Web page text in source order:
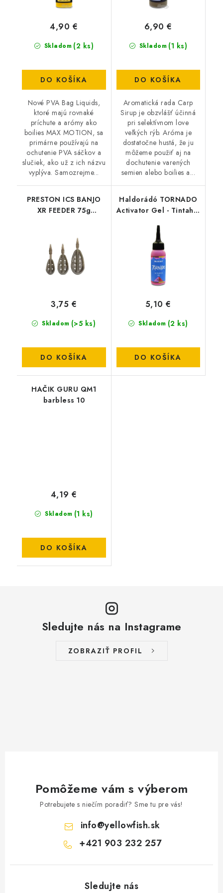
Skladom (2 ks)
4,90 €
DO KOŠÍKA
Nové PVA Bag Liquids,
ktoré majú rovnaké
príchute a arómy ako
boilies MAX MOTION, sa
primárne používajú na
ochutenie PVA sáčkov a
slučiek, ako už z ich názvu
vyplýva. Samozrejme...
Skladom (1 ks)
6,90 €
DO KOŠÍKA
Aromatická rada Carp
Sirup je obzvlášť účinná
pri selektívnom love
veľkých rýb. Aróma je
dostatočne hustá, že ju
môžeme použiť aj na
dochutenie varených
semien alebo boilies a...
PRESTON ICS BANJO
XR FEEDER 75g
Skladom (>5 ks)
3,75 €
DO KOŠÍKA
Haldorádó TORNADO
Activator Gel - Tintahal
Broskyňa
Skladom (2 ks)
5,10 €
DO KOŠÍKA
HAČIK GURU QM1
barbless 10
Skladom (1 ks)
4,19 €
DO KOŠÍKA
Sledujte nás na Instagrame
ZOBRAZIŤ PROFIL
Pomôžeme vám s výberom
Potrebujete s niečím poradiť? Sme tu pre vás!
info@yellowfish.sk
+421 903 232 257